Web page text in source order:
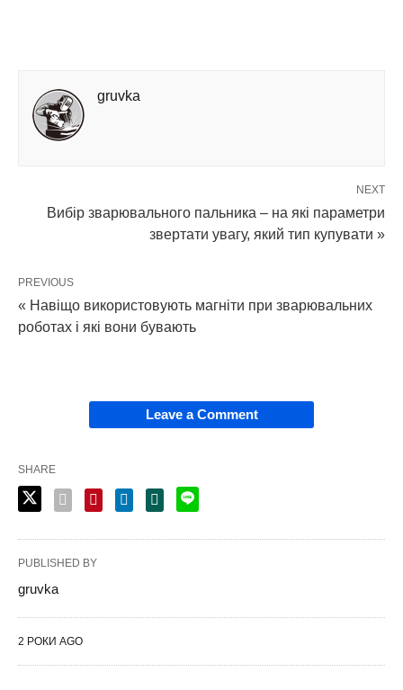
gruvka
NEXT
Вибір зварювального пальника – на які параметри
звертати увагу, який тип купувати »
PREVIOUS
« Навіщо використовують магніти при зварювальних
роботах і які вони бувають
Leave a Comment
SHARE
PUBLISHED BY
gruvka
2 РОКИ AGO